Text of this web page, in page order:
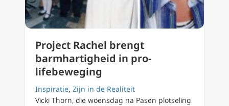
Project Rachel brengt
barmhartigheid in pro-
lifebeweging
Inspiratie, Zijn in de Realiteit
Vicki Thorn, die woensdag na Pasen plotseling